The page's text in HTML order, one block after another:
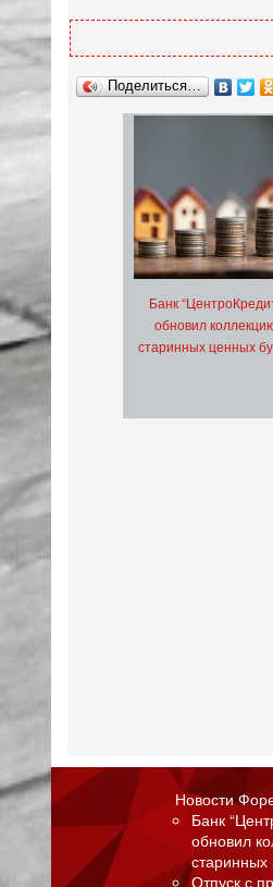
Поделиться…
Банк
обновил
старинных ценных
Новости
Банк
обновил
Отпуск с